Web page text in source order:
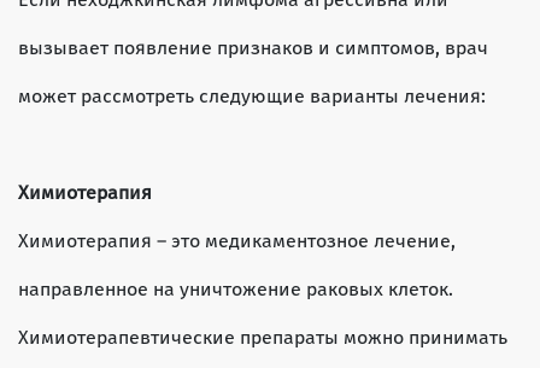
вызывает появление признаков и симптомов, врач
может рассмотреть следующие варианты лечения:
Химиотерапия
Химиотерапия – это медикаментозное лечение,
направленное на уничтожение раковых клеток.
Химиотерапевтические препараты можно принимать